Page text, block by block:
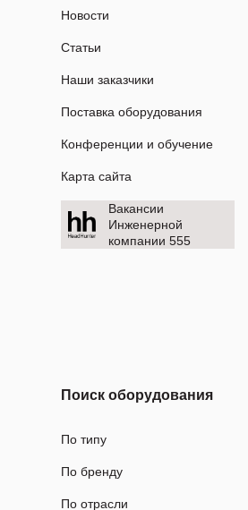
Новости
Статьи
Наши заказчики
Поставка оборудования
Конференции и обучение
Карта сайта
Вакансии
Инженерной
компании 555
Поиск оборудования
По типу
По бренду
По отрасли